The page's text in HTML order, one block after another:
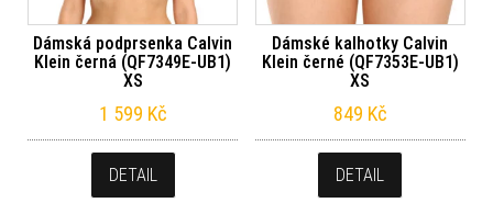
Dámská podprsenka Calvin
Klein černá (QF7349E-UB1)
XS
1 599 Kč
DETAIL
Dámské kalhotky Calvin
Klein černé (QF7353E-UB1)
XS
849 Kč
DETAIL